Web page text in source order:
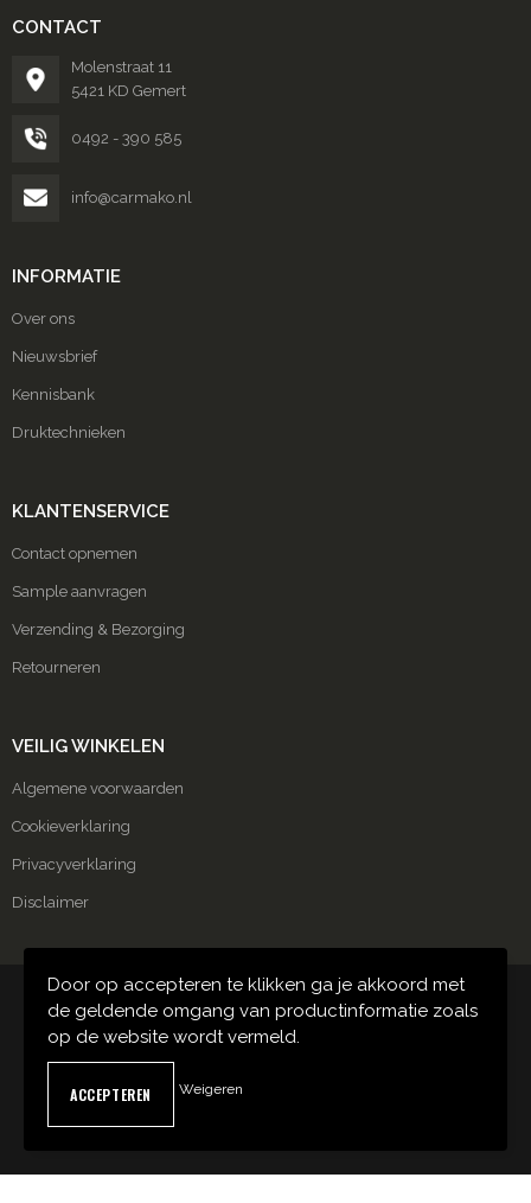
CONTACT
Molenstraat 11
5421 KD Gemert
0492 - 390 585
info@carmako.nl
INFORMATIE
Over ons
Nieuwsbrief
Kennisbank
Druktechnieken
KLANTENSERVICE
Contact opnemen
Sample aanvragen
Verzending & Bezorging
Retourneren
VEILIG WINKELEN
Algemene voorwaarden
Cookieverklaring
Privacyverklaring
Disclaimer
© Copyright Carmako 2024
Door op accepteren te klikken ga je akkoord met
de geldende omgang van productinformatie zoals
op de website wordt vermeld.
Weigeren